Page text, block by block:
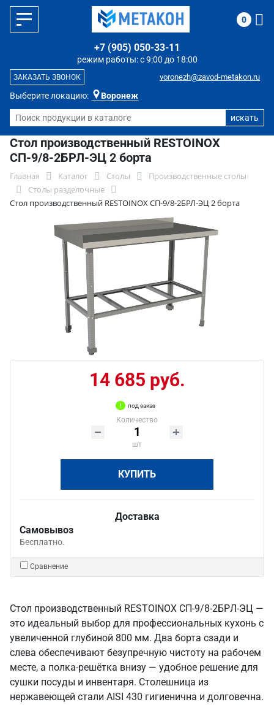
Выберите локацию: Воронеж
режим работы: с 9:00 до 18:00
+7 (905) 050-33-11
voronezh@zavod-metakon.ru
ЗАКАЗАТЬ ЗВОНОК
0
Стол производственный RESTOINOX
СП-9/8-2БРЛ-ЭЦ 2 борта
Главная Каталог Столы
Производственные столы
Столы разделочные
Стол производственный RESTOINOX СП-9/8-2БРЛ-ЭЦ 2 борта
14 685 руб.
под заказ
Количество
шт
КУПИТЬ
Доставка
Самовывоз
Бесплатно.
Сравнение
Стол производственный RESTOINOX СП-9/8-2БРЛ-ЭЦ —
это идеальный выбор для профессиональных кухонь с
увеличенной глубиной 800 мм. Два борта сзади и
слева обеспечивают безупречную чистоту на рабочем
месте, а полка-решётка внизу — удобное решение для
сушки посуды и инвентаря. Столешница из
нержавеющей стали AISI 430 гигиенична и долговечна.